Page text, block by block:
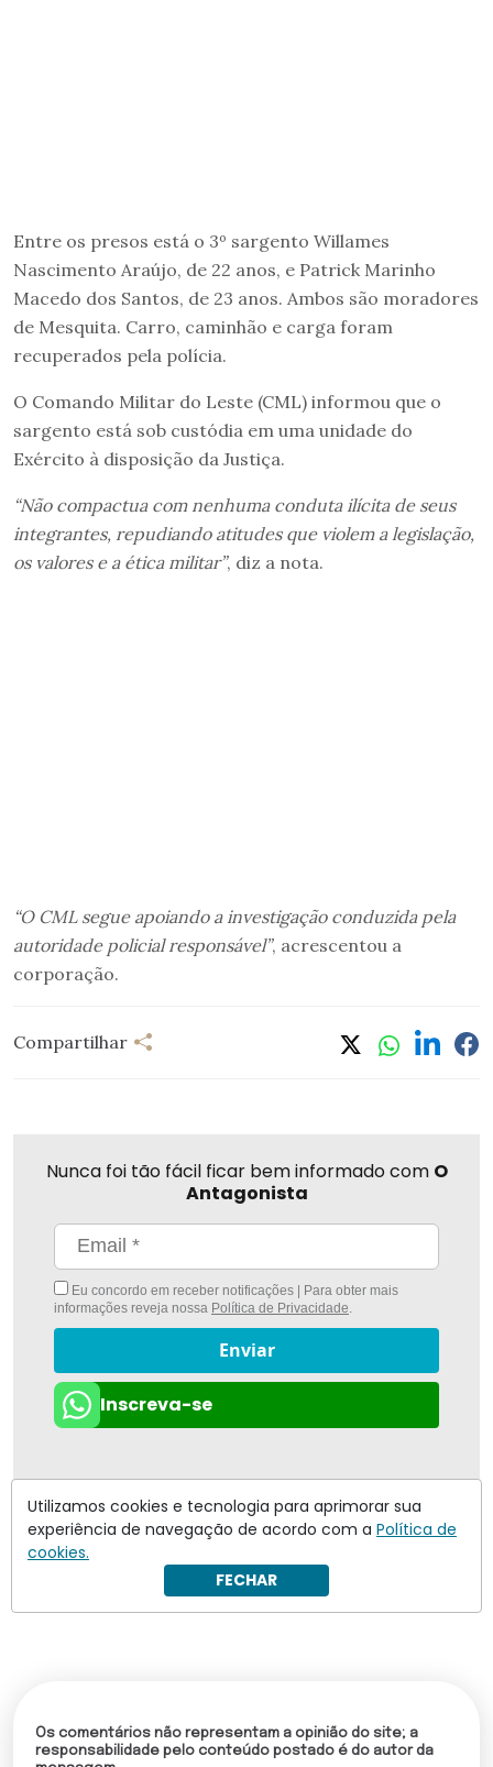
Entre os presos está o 3º sargento Willames
Nascimento Araújo, de 22 anos, e Patrick Marinho
Macedo dos Santos, de 23 anos. Ambos são moradores
de Mesquita. Carro, caminhão e carga foram
recuperados pela polícia.
O Comando Militar do Leste (CML) informou que o
sargento está sob custódia em uma unidade do
Exército à disposição da Justiça.
“Não compactua com nenhuma conduta ilícita de seus
integrantes, repudiando atitudes que violem a legislação,
os valores e a ética militar”, diz a nota.
“O CML segue apoiando a investigação conduzida pela
autoridade policial responsável”, acrescentou a
corporação.
Compartilhar
Nunca foi tão fácil ficar bem informado com O
Antagonista
Eu concordo em receber notificações | Para obter mais
informações reveja nossa Política de Privacidade
Enviar
Inscreva-se
Os comentários não representam a opinião do site; a
responsabilidade pelo conteúdo postado é do autor da
Utilizamos cookies e tecnologia para aprimorar sua
experiência de navegação de acordo com a Política de
cookies.
FECHAR